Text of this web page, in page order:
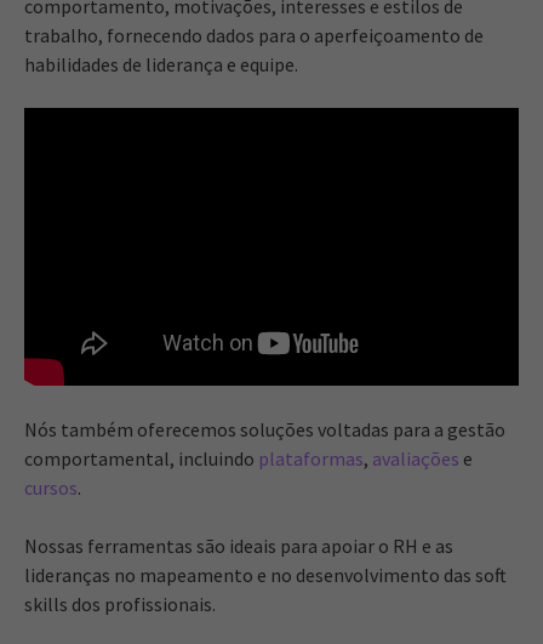
comportamento, motivações, interesses e estilos de
trabalho, fornecendo dados para o aperfeiçoamento de
habilidades de liderança e equipe.
Nós também oferecemos soluções voltadas para a gestão
comportamental, incluindo plataformas, avaliações e
cursos.
Nossas ferramentas são ideais para apoiar o RH e as
lideranças no mapeamento e no desenvolvimento das soft
skills dos profissionais.